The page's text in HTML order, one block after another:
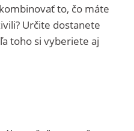
to, čo máte
Určite dostanete
toho si vyberiete aj